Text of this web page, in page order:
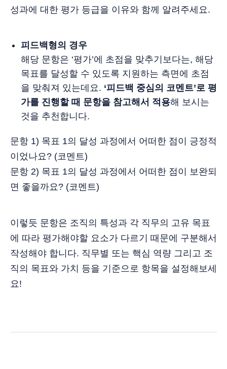
성과에 대한 평가 등급을 이유와 함께 알려주세요.
피드백형의 경우
해당 문항은 ‘평가’에 초점을 맞추기보다는, 해당
목표를 달성할 수 있도록 지원하는 측면에 초점
을 맞춰져 있는데요. ‘피드백 중심의 코멘트’로 평
가를 진행할 때 문항을 참고해서 적용해 보시는
것을 추천합니다.
문항 1) 목표 1의 달성 과정에서 어떠한 점이 긍정적
이었나요? (코멘트)
문항 2) 목표 1의 달성 과정에서 어떠한 점이 보완되
면 좋을까요? (코멘트)
이렇듯 문항은 조직의 특성과 각 직무의 고유 목표
에 따라 평가해야할 요소가 다르기 때문에 구분해서
작성해야 합니다. 직무별 또는 핵심 역량 그리고 조
직의 목표와 가치 등을 기준으로 항목을 설정해보세
요!